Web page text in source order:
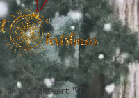
Jan presenteert "The